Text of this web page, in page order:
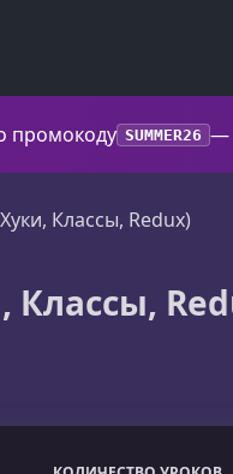
промокоду SUMMER26 —
Классы, Redux)
Классы,